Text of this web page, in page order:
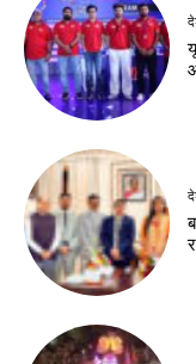
झारखंड न्यूज़
जेपीएससी मुद्दे पर
विधानसभा परिसर में
एनडीए का प्रदर्शन
Birsa Bhumi Live
नवीनतम लेख